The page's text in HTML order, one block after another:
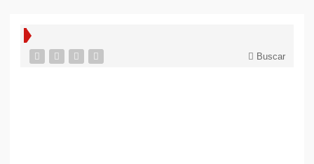
Buscar